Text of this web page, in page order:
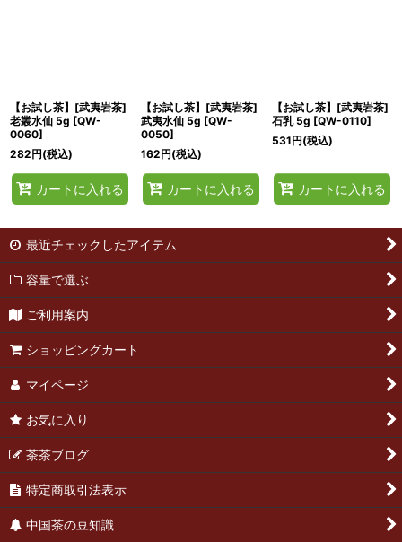
【お試し茶】[武夷岩茶]
老叢水仙 5g [QW-
0060]
282円(税込)
カートに入れる
【お試し茶】[武夷岩茶]
武夷水仙 5g [QW-
0050]
162円(税込)
カートに入れる
【お試し茶】[武夷岩茶]
石乳 5g [QW-0110]
531円(税込)
カートに入れる
最近チェックしたアイテム
容量で選ぶ
ご利用案内
ショッピングカート
マイページ
お気に入り
茶茶ブログ
特定商取引法表示
中国茶の豆知識